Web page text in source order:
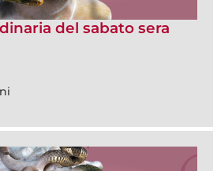
del sabato sera